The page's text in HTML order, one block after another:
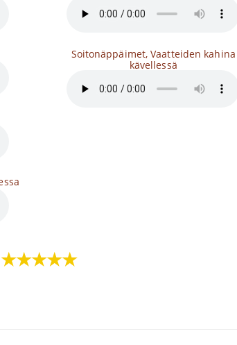
Soitonäppäimet, Vaatteiden kahina
kävellessä
★★★★★